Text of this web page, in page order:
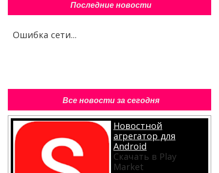
Последние новости
Ошибка сети...
Все новости за сегодня
Новостной
агрегатор для
Android
Скачать в Play
Market